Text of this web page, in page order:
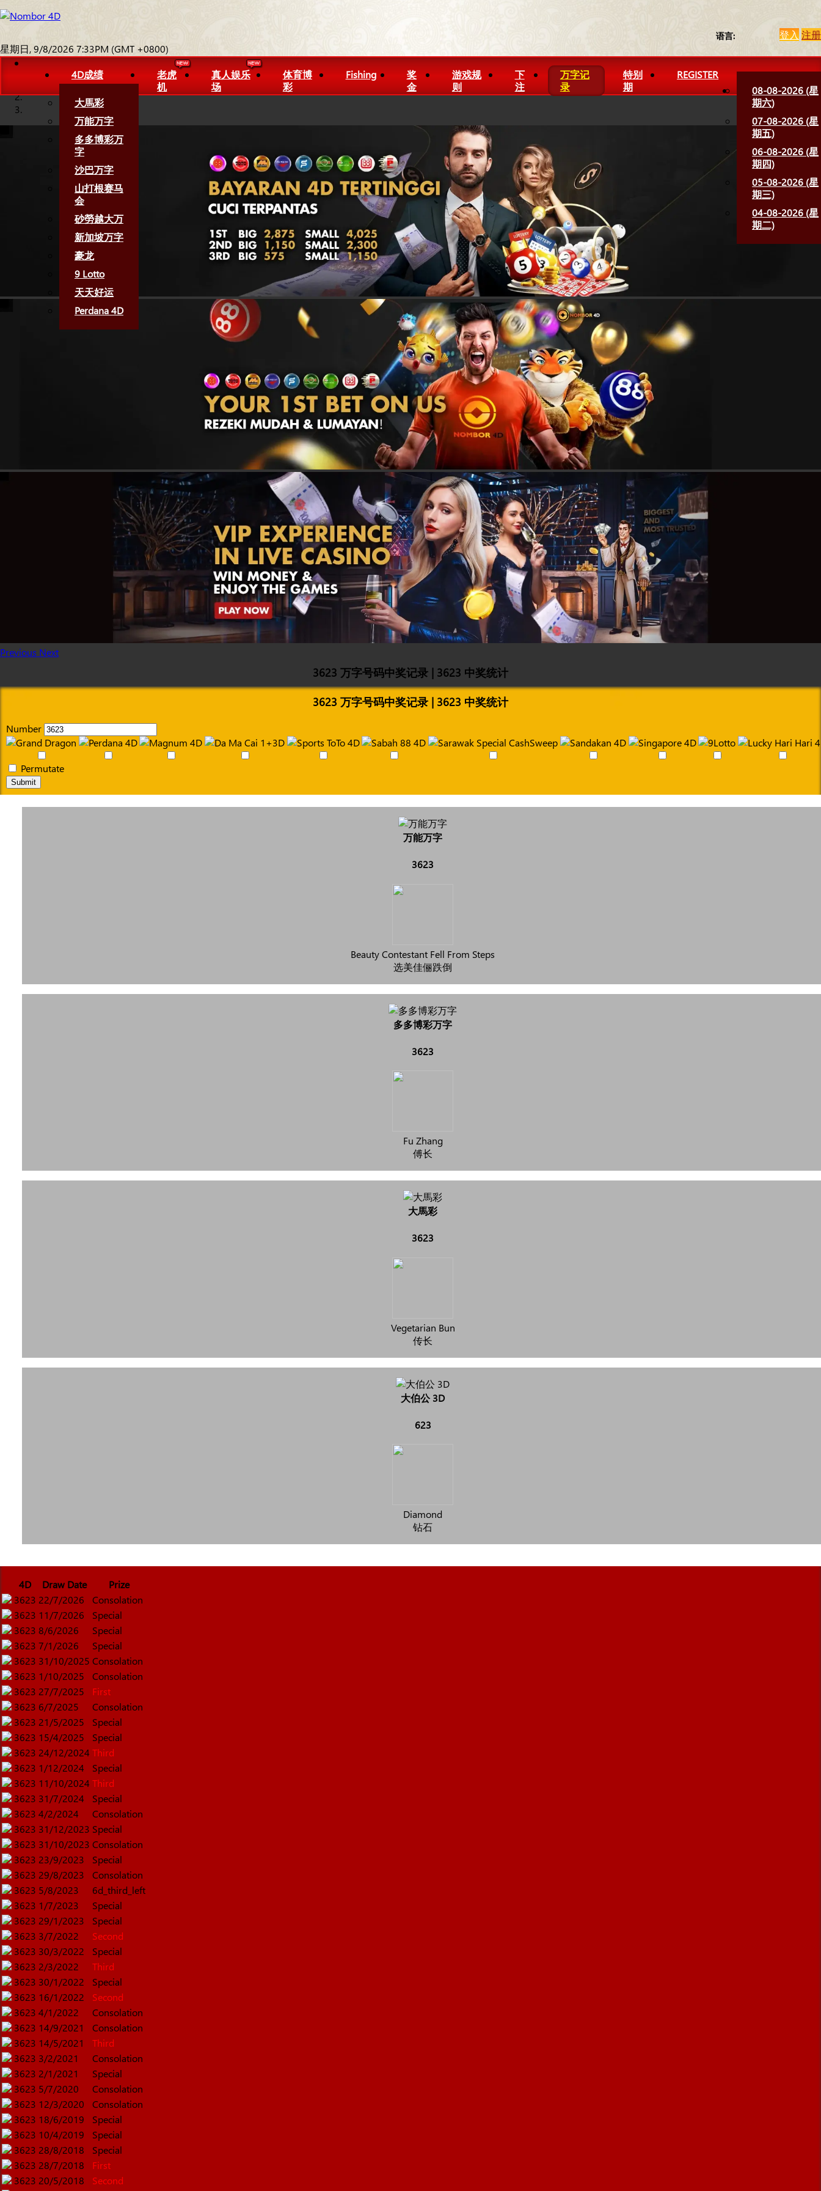
语言: 登入注册
星期日, 9/8/2026 7:33PM (GMT +0800)
4D成绩
大馬彩
万能万字
多多博彩万
字
沙巴万字
山打根赛马
会
砂勞越大万
新加坡万字
豪龙
9 Lotto
天天好运
Perdana 4D
老虎
机
真人娱乐
场
体育博
彩
Fishing
奖
金
游戏规
则
下
注
万字记
录
特别
期
REGISTER
08-08-2026 (星
期六)
07-08-2026 (星
期五)
06-08-2026 (星
期四)
05-08-2026 (星
期三)
04-08-2026 (星
期二)
Previous Next
3623 万字号码中奖记录 | 3623 中奖统计
3623 万字号码中奖记录 | 3623 中奖统计
Number
Permutate
Submit
万能万字
3623
Beauty Contestant Fell From Steps
选美佳俪跌倒
多多博彩万字
3623
Fu Zhang
傅长
大馬彩
3623
Vegetarian Bun
传长
大伯公 3D
623
Diamond
钻石
4D Draw Date
Prize
3623 22/7/2026
Consolation
3623 11/7/2026
Special
3623 8/6/2026
Special
3623 7/1/2026
Special
3623 31/10/2025 Consolation
3623 1/10/2025
Consolation
3623 27/7/2025
First
3623 6/7/2025
Consolation
3623 21/5/2025
Special
3623 15/4/2025
Special
3623 24/12/2024 Third
3623 1/12/2024
Special
3623 11/10/2024 Third
3623 31/7/2024
Special
3623 4/2/2024
Consolation
3623 31/12/2023 Special
3623 31/10/2023 Consolation
3623 23/9/2023
Special
3623 29/8/2023
Consolation
3623 5/8/2023
6d_third_left
3623 1/7/2023
Special
3623 29/1/2023
Special
3623 3/7/2022
Second
3623 30/3/2022
Special
3623 2/3/2022
Third
3623 30/1/2022
Special
3623 16/1/2022
Second
3623 4/1/2022
Consolation
3623 14/9/2021
Consolation
3623 14/5/2021
Third
3623 3/2/2021
Consolation
3623 2/1/2021
Special
3623 5/7/2020
Consolation
3623 12/3/2020
Consolation
3623 18/6/2019
Special
3623 10/4/2019
Special
3623 28/8/2018
Special
3623 28/7/2018
First
3623 20/5/2018
Second